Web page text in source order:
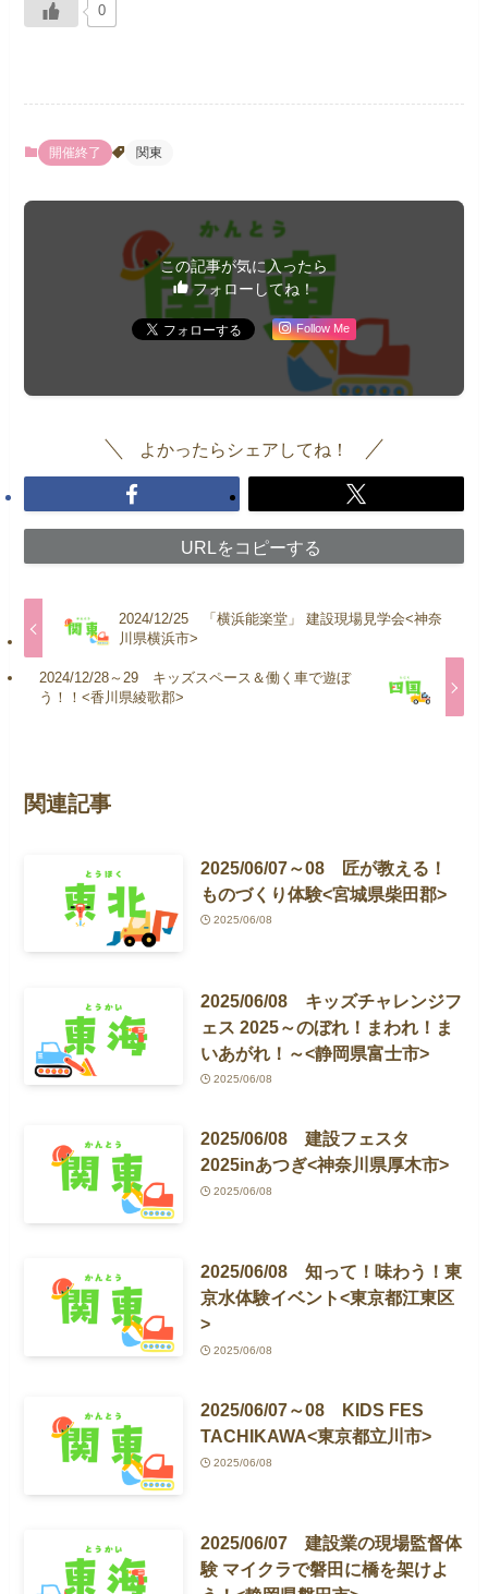
0
開催終了 関東
この記事が気に入ったら
フォローしてね！
Follow Me
よかったらシェアしてね！
URLをコピーする
2024/12/25 「横浜能楽堂」 建設現場見学会<神奈
川県横浜市>
2024/12/28～29 キッズスペース＆働く車で遊ぼ
う！！<香川県綾歌郡>
関連記事
2025/06/07～08 匠が教える！
ものづくり体験<宮城県柴田郡>
2025/06/08
2025/06/08 キッズチャレンジフ
ェス 2025～のぼれ！まわれ！ま
いあがれ！～<静岡県富士市>
2025/06/08
2025/06/08 建設フェスタ
2025inあつぎ<神奈川県厚木市>
2025/06/08
2025/06/08 知って！味わう！東
京水体験イベント<東京都江東区
>
2025/06/08
2025/06/07～08 KIDS FES
TACHIKAWA<東京都立川市>
2025/06/08
2025/06/07 建設業の現場監督体
験 マイクラで磐田に橋を架けよ